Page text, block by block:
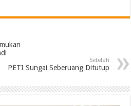
Setelah
PETI Sungai Seberuang Ditutup